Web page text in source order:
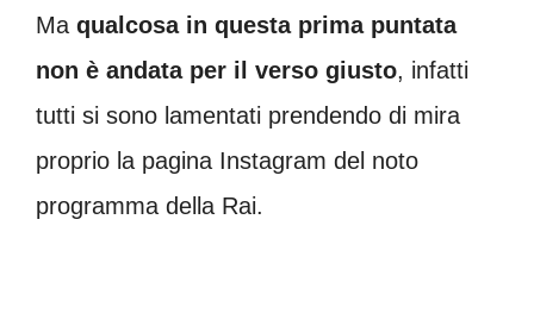
Ma qualcosa in questa prima puntata
non è andata per il verso giusto, infatti
tutti si sono lamentati prendendo di mira
proprio la pagina Instagram del noto
programma della Rai.